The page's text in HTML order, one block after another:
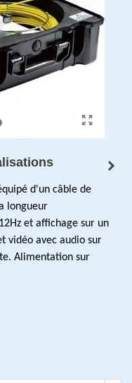
d'un câble de
longueur
et affichage sur un
vidéo avec audio sur
Alimentation sur